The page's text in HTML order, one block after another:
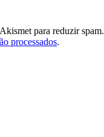
para reduzir spam.
processados.